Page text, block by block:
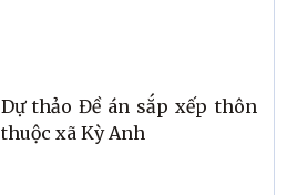
Dự thảo Đề án sắp xếp thôn
thuộc xã Kỳ Anh